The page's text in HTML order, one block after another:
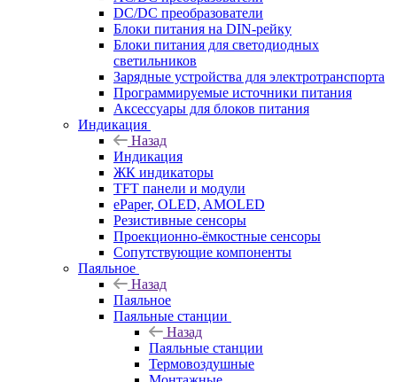
DC/DC преобразователи
Блоки питания на DIN-рейку
Блоки питания для светодиодных
светильников
Зарядные устройства для электротранспорта
Программируемые источники питания
Аксессуары для блоков питания
Индикация
Назад
Индикация
ЖК индикаторы
TFT панели и модули
ePaper, OLED, AMOLED
Резистивные сенсоры
Проекционно-ёмкостные сенсоры
Сопутствующие компоненты
Паяльное
Назад
Паяльное
Паяльные станции
Назад
Паяльные станции
Термовоздушные